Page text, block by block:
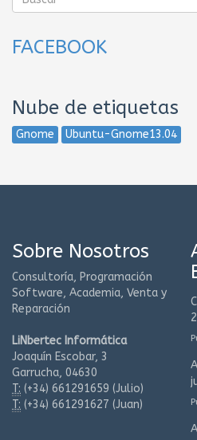
FACEBOOK
Nube de etiquetas
Gnome Ubuntu-Gnome13.04
Sobre Nosotros
Consultoría, Programación
Software, Academia, Venta y
Reparación
LiNbertec Informática
Joaquín Escobar, 3
Garrucha, 04630
T: (+34) 661291659 (Julio)
T: (+34) 661291627 (Juan)